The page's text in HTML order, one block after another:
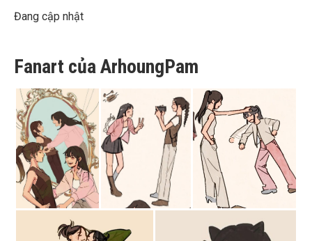
Đang cập nhật
Fanart của ArhoungPam